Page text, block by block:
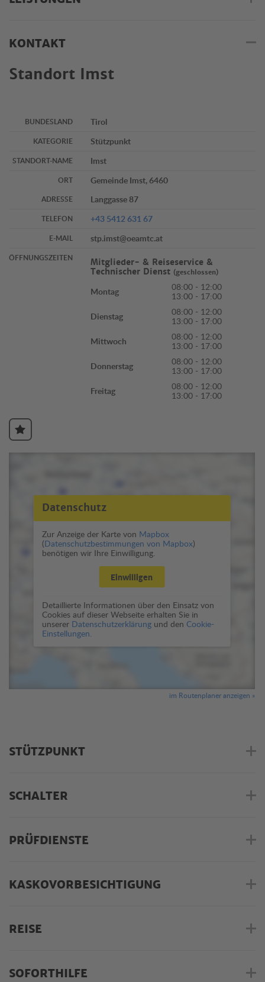
KONTAKT
Standort Imst
BUNDESLAND Tirol
KATEGORIE Stützpunkt
STANDORT-NAME Imst
ORT Gemeinde Imst, 6460
ADRESSE Langgasse 87
TELEFON +43 5412 631 67
E-MAIL stp.imst@oeamtc.at
ÖFFNUNGSZEITEN
Mitglieder- & Reiseservice &
Technischer Dienst (geschlossen)
Montag
08:00 - 12:00
13:00 - 17:00
Dienstag
08:00 - 12:00
13:00 - 17:00
Mittwoch
08:00 - 12:00
13:00 - 17:00
Donnerstag
08:00 - 12:00
13:00 - 17:00
Freitag
08:00 - 12:00
13:00 - 17:00
Datenschutz
Zur Anzeige der Karte von Mapbox
(Datenschutzbestimmungen von Mapbox)
benötigen wir Ihre Einwilligung.
Einwilligen
Detaillierte Informationen über den Einsatz von
Cookies auf dieser Webseite erhalten Sie in
unserer Datenschutzerklärungund den Cookie-
Einstellungen.
im Routenplaner anzeigen »
STÜTZPUNKT
SCHALTER
PRÜFDIENSTE
KASKOVORBESICHTIGUNG
REISE
SOFORTHILFE